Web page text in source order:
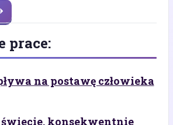
prace:
na postawę człowieka
konsekwentnie